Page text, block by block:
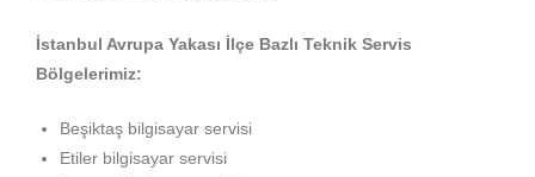
İstanbul Avrupa Yakası İlçe Bazlı Teknik Servis
Bölgelerimiz:
Beşiktaş bilgisayar servisi
Etiler bilgisayar servisi